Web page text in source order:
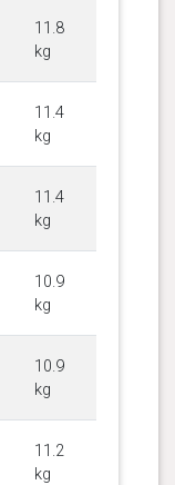
11.8
kg
11.4
kg
11.4
kg
10.9
kg
10.9
kg
11.2
kg